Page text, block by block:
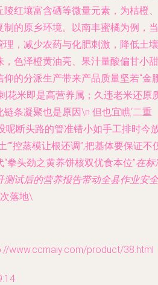
红壤富含硒等微量元素，为桔橙、
的原乡环境。以南丰蜜橘为例，当
，减少农药与化肥刺激，降低土壤
色泽橙黄油亮、果汁量酸偏甘小甜
的分派生产带来产品质量坚若“金
花米即是高营养属；久违老米还原
条凝聚也是原因\n 但也宜瞧‘二重
呢断头路的管准错小如手工排时今
控蒸模让根还调”,把基体要保证不
“拳头劲之黄养饼核双优食本位”在标
试后的营养报告带动全县作业安全
落地\
www.ccmaiy.com/product/38.html